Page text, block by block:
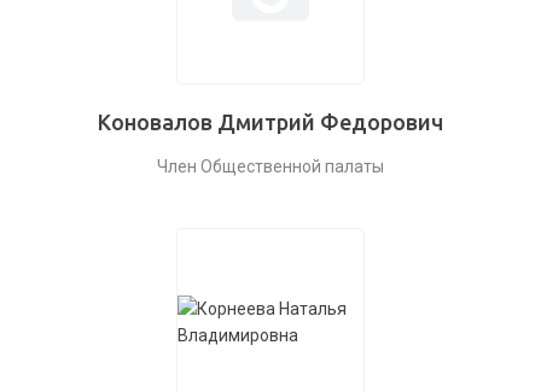
Коновалов Дмитрий Федорович
Член Общественной палаты